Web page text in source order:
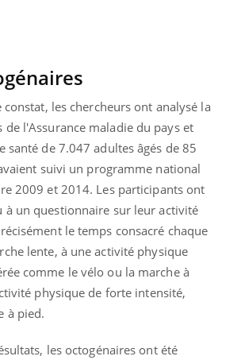
les chercheurs ont analysé la
de l'Assurance maladie du pays et
santé de 7.047 adultes âgés de 85
suivi un programme national
2009 et 2014. Les participants ont
à un questionnaire sur leur activité
le temps consacré chaque
lente, à une activité physique
comme le vélo ou la marche à
physique de forte intensité,
à pied.
les octogénaires ont été